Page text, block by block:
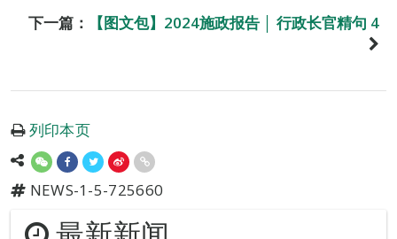
下一篇： 【图文包】2024施政报告 │ 行政长官精句 4
列印本页
NEWS-1-5-725660